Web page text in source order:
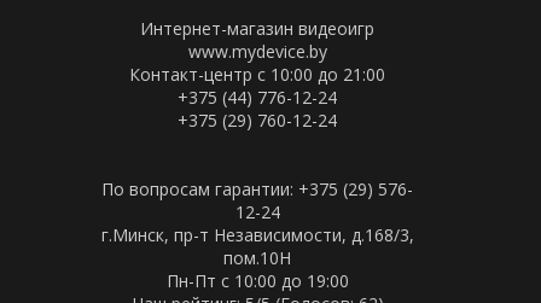
Интернет-магазин видеоигр
www.mydevice.by
Контакт-центр с 10:00 до 21:00
+375 (44) 776-12-24
+375 (29) 760-12-24
По вопросам гарантии: +375 (29) 576-
12-24
г.Минск, пр-т Независимости, д.168/3,
пом.10Н
Пн-Пт c 10:00 до 19:00